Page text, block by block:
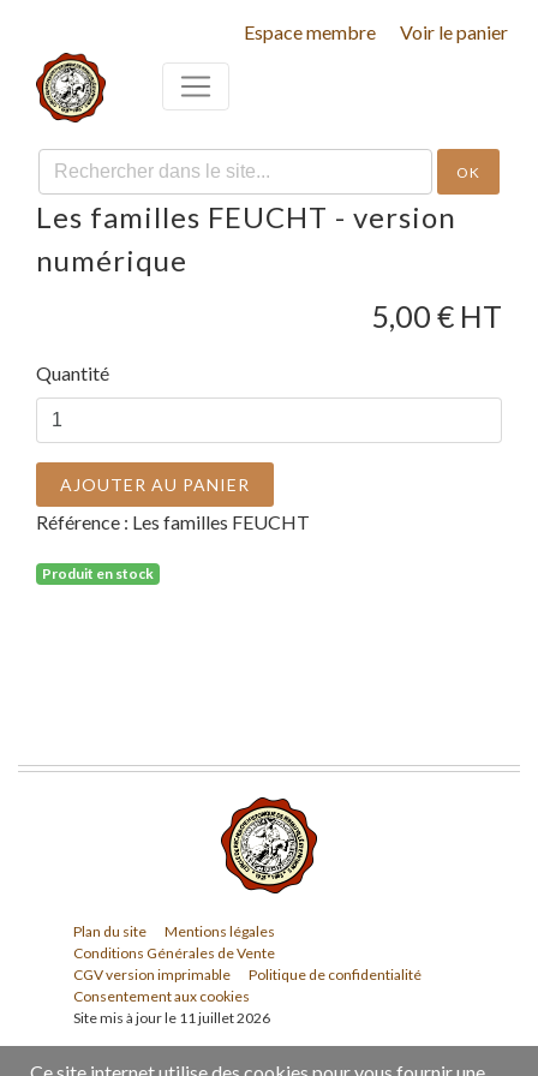
Espace membre Voir le panier
OK
Les familles FEUCHT - version
numérique
5,00 € HT
Quantité
AJOUTER AU PANIER
Référence : Les familles FEUCHT
Produit en stock
Plan du site
Mentions légales
Conditions Générales de Vente
CGV version imprimable
Politique de confidentialité
Consentement aux cookies
Site mis à jour le 11 juillet 2026